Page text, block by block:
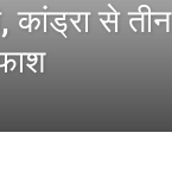
कांड्रा से तीन